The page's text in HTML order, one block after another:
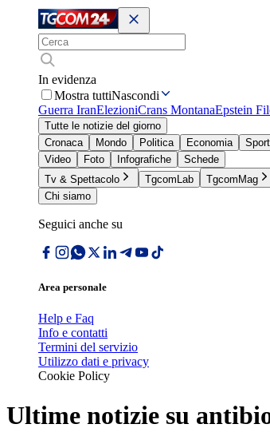
In evidenza
Mostra tuttiNascondi
Guerra IranElezioniCrans MontanaEpstein
Tutte le notizie del giorno
Cronaca
Mondo Politica Economia Sport
Video
Foto Infografiche
Schede
Tv & Spettacolo
TgcomLab TgcomMag
Chi siamo
Seguici anche su
Area personale
Help e Faq
Info e contatti
Termini del servizio
Utilizzo dati e privacy
Cookie Policy
Ultime notizie su